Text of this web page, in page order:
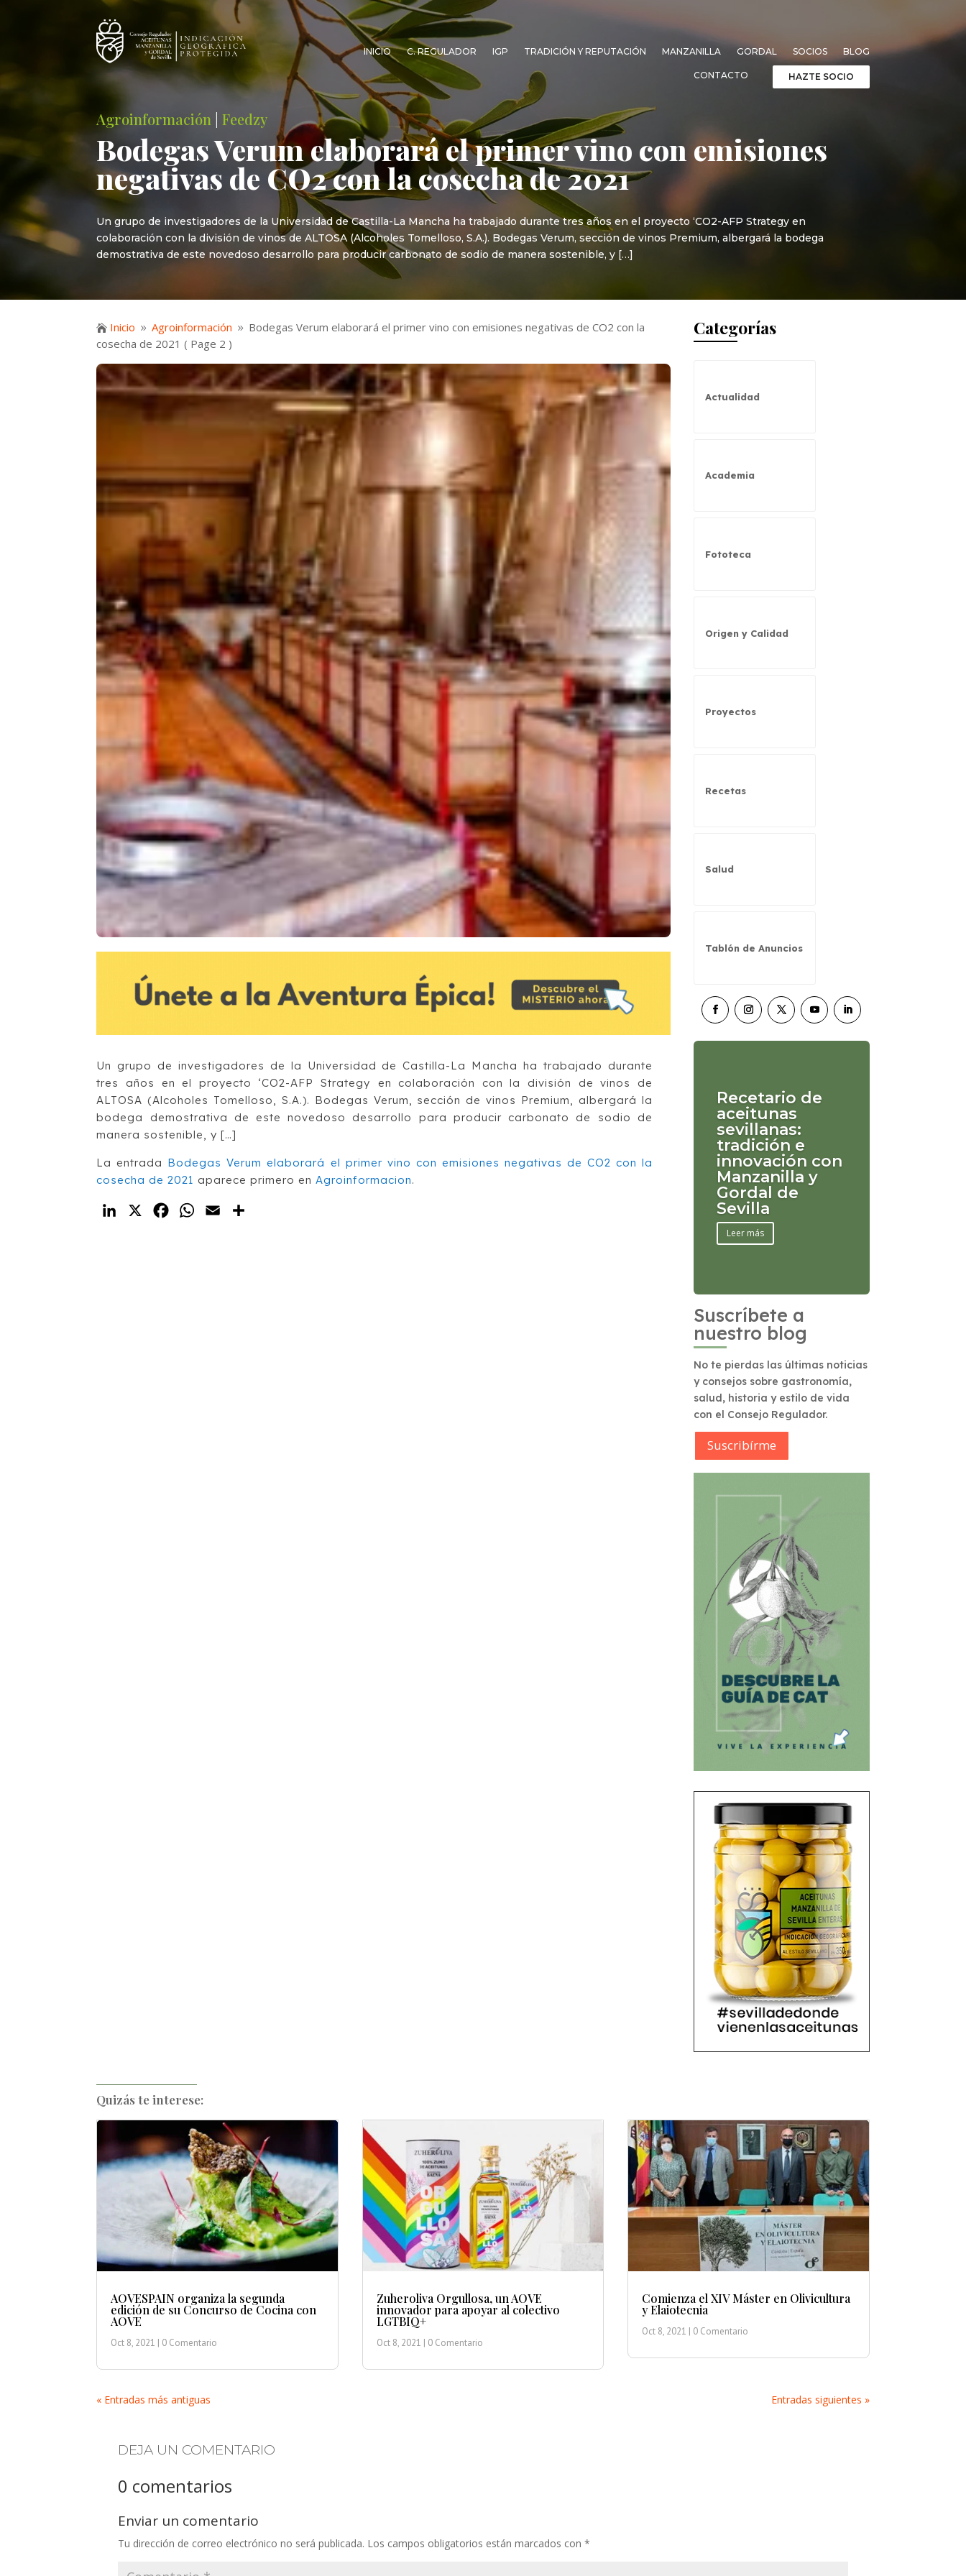
INICIO C. REGULADOR IGP TRADICIÓN Y REPUTACIÓN MANZANILLA GORDAL SOCIOS BLOG
CONTACTO HAZTE SOCIO
Agroinformación |Feedzy
Bodegas Verum elaborará el primer vino con emisiones
negativas de CO2 con la cosecha de 2021
Un grupo de investigadores de la Universidad de Castilla-La Mancha ha trabajado durante tres años en el proyecto ‘CO2-AFP Strategy en
colaboración con la división de vinos de ALTOSA (Alcoholes Tomelloso, S.A.). Bodegas Verum, sección de vinos Premium, albergará la bodega
demostrativa de este novedoso desarrollo para producir carbonato de sodio de manera sostenible, y […]
 Inicio 9 Agroinformación 9 Bodegas Verum elaborará el primer vino con emisiones negativas de CO2 con la
cosecha de 2021 ( Page 2 )
Un grupo de investigadores de la Universidad de Castilla-La Mancha ha trabajado durante
tres años en el proyecto ‘CO2-AFP Strategy en colaboración con la división de vinos de
ALTOSA (Alcoholes Tomelloso, S.A.). Bodegas Verum, sección de vinos Premium, albergará la
bodega demostrativa de este novedoso desarrollo para producir carbonato de sodio de
manera sostenible, y […]
La entrada Bodegas Verum elaborará el primer vino con emisiones negativas de CO2 con la
cosecha de 2021 aparece primero en Agroinformacion.
LinkedIn
X FacebookWhatsApp
Email
Categorías
Actualidad
Academia
Fototeca
Origen y Calidad
Proyectos
Recetas
Salud
Tablón de Anuncios
Recetario de
aceitunas
sevillanas:
tradición e
innovación con
Manzanilla y
Gordal de
Sevilla
Leer más
Suscríbete a
nuestro blog
No te pierdas las últimas noticias
y consejos sobre gastronomía,
salud, historia y estilo de vida
con el Consejo Regulador.
Suscribírme
Quizás te interese:
AOVESPAIN organiza la segunda
edición de su Concurso de Cocina con
AOVE
Oct 8, 2021 | 0 Comentario
Zuheroliva Orgullosa, un AOVE
innovador para apoyar al colectivo
LGTBIQ+
Oct 8, 2021 | 0 Comentario
Comienza el XIV Máster en Olivicultura
y Elaiotecnia
Oct 8, 2021 | 0 Comentario
« Entradas más antiguas Entradas siguientes »
DEJA UN COMENTARIO
0 comentarios
Enviar un comentario
Tu dirección de correo electrónico no será publicada. Los campos obligatorios están marcados con*